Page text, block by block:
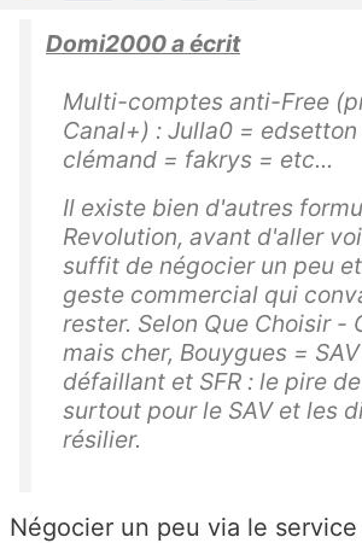
Domi2000 a écrit
Multi-comptes anti-Free
Canal+) : Julla0 =
clémand = fakrys = etc...
Il existe bien d'autres
Revolution, avant d'aller
suffit de négocier un peu
geste commercial qui
rester. Selon Que Choisir -
mais cher, Bouygues =
défaillant et SFR : le pire
surtout pour le SAV et les
résilier.
Négocier un peu via le